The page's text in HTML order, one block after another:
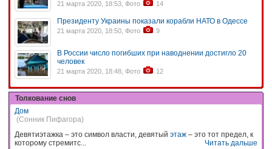
21 марта 2020, 18:53, Фото 14
Президенту Украины показали корабли НАТО в Одессе
21 марта 2020, 18:50, Фото 9
В России число погибших при наводнении достигло 20
человек
21 марта 2020, 18:48, Фото 12
Толкование снов
Дом
(Сонник Пифагора)
Девятиэтажка – это символ власти, девятый этаж – это тот предел, к
которому стремитс...
Читать дальше